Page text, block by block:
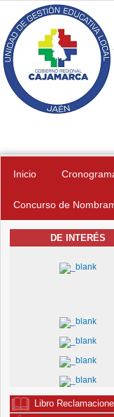
Pasar al contenido principal
Inicio
Concurso de
DE INTERÉS
Libro